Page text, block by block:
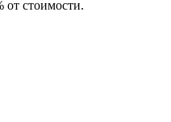
от стоимости.